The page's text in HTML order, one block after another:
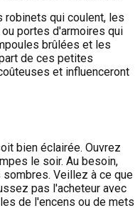
robinets qui coulent, les
portes d'armoires qui
brûlées et les
de ces petites
et influenceront
bien éclairée. Ouvrez
le soir. Au besoin,
Veillez à ce que
pas l'acheteur avec
de l'encens ou de mets